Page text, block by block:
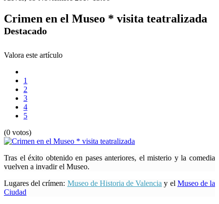
Crimen en el Museo * visita teatralizada
Destacado
Valora este artículo
1
2
3
4
5
(0 votos)
Tras el éxito obtenido en pases anteriores, el misterio y la comedia
vuelven a invadir el Museo.
Lugares del crímen: Museo de Historia de Valencia y el Museo de la
Ciudad